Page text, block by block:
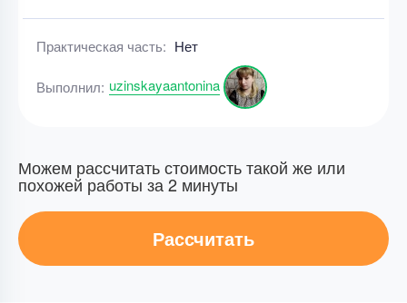
Практическая часть: Нет
Выполнил: uzinskayaantonina
Можем рассчитать стоимость такой же или
похожей работы за 2 минуты
Рассчитать